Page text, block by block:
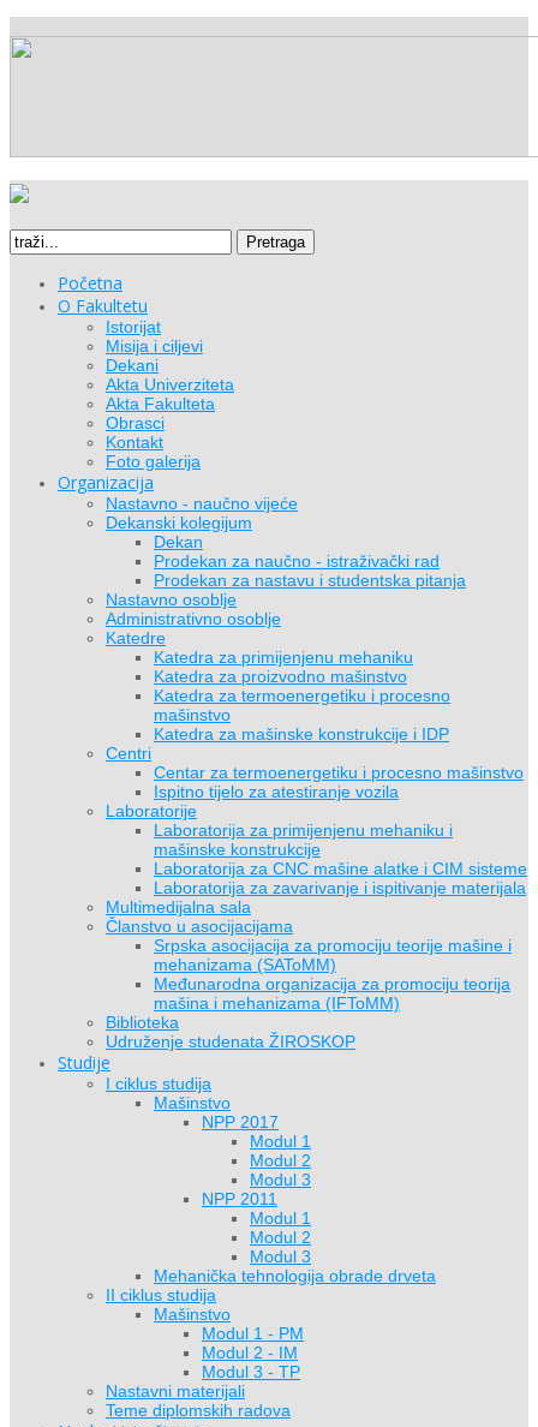
Pretraga
Početna
O Fakultetu
Istorijat
Misija i ciljevi
Dekani
Akta Univerziteta
Akta Fakulteta
Obrasci
Kontakt
Foto galerija
Organizacija
Nastavno - naučno vijeće
Dekanski kolegijum
Dekan
Prodekan za naučno - istraživački rad
Prodekan za nastavu i studentska pitanja
Nastavno osoblje
Administrativno osoblje
Katedre
Katedra za primijenjenu mehaniku
Katedra za proizvodno mašinstvo
Katedra za termoenergetiku i procesno
mašinstvo
Katedra za mašinske konstrukcije i IDP
Centri
Centar za termoenergetiku i procesno mašinstvo
Ispitno tijelo za atestiranje vozila
Laboratorije
Laboratorija za primijenjenu mehaniku i
mašinske konstrukcije
Laboratorija za CNC mašine alatke i CIM sisteme
Laboratorija za zavarivanje i ispitivanje materijala
Multimedijalna sala
Članstvo u asocijacijama
Srpska asocijacija za promociju teorije mašine i
mehanizama (SAToMM)
Međunarodna organizacija za promociju teorija
mašina i mehanizama (IFToMM)
Biblioteka
Udruženje studenata ŽIROSKOP
Studije
I ciklus studija
Mašinstvo
NPP 2017
Modul 1
Modul 2
Modul 3
NPP 2011
Modul 1
Modul 2
Modul 3
Mehanička tehnologija obrade drveta
II ciklus studija
Mašinstvo
Modul 1 - PM
Modul 2 - IM
Modul 3 - TP
Nastavni materijali
Teme diplomskih radova